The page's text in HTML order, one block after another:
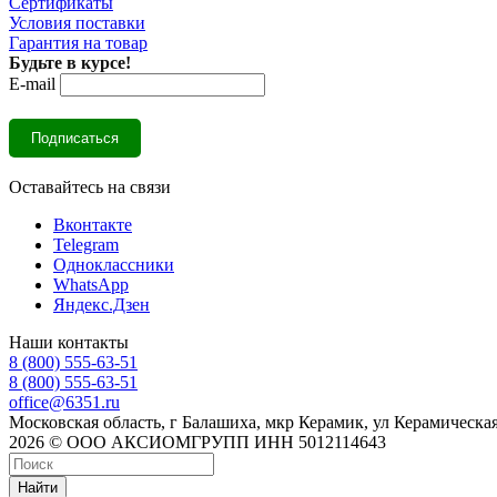
Условия поставки
Гарантия на товар
Будьте в курсе!
E-mail
Оставайтесь на связи
Вконтакте
Telegram
Одноклассники
WhatsApp
Яндекс.Дзен
Наши контакты
8 (800) 555-63-51
8 (800) 555-63-51
office@6351.ru
Московская область, г Балашиха, мкр Керамик, ул
2026 © ООО АКСИОМГРУПП ИНН 5012114643
Найти